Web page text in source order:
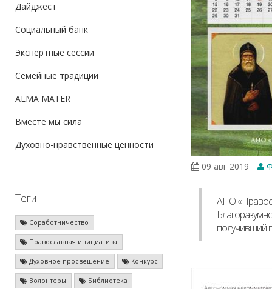
Дайджест
Социальный банк
Экспертные сессии
Семейные традиции
ALMA MATER
Вместе мы сила
Духовно-нравственные ценности
Теги
Соработничество
Православная инициатива
Духовное просвещение Конкурс
Волонтеры Библиотека
09 авг 2019
АНО
получивший